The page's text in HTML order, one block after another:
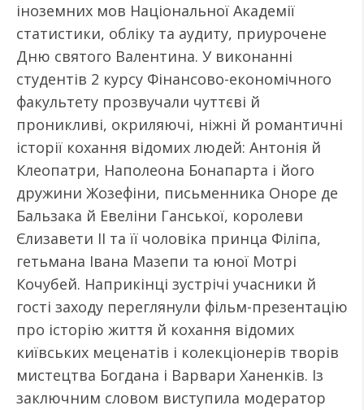
іноземних мов Національної Академії
статистики, обліку та аудиту, приурочене
Дню святого Валентина. У виконанні
студентів 2 курсу Фінансово-економічного
факультету прозвучали чуттєві й
проникливі, окриляючі, ніжні й романтичні
історії кохання відомих людей: Антонія й
Клеопатри, Наполеона Бонапарта і його
дружини Жозефіни, письменника Оноре де
Бальзака й Евеліни Ганської, королеви
Єлизавети ІІ та її чоловіка принца Філіпа,
гетьмана Івана Мазепи та юної Мотрі
Кочубей. Наприкінці зустрічі учасники й
гості заходу переглянули фільм-презентацію
про історію життя й кохання відомих
київських меценатів і колекціонерів творів
мистецтва Богдана і Варвари Ханенків. Із
заключним словом виступила модератор